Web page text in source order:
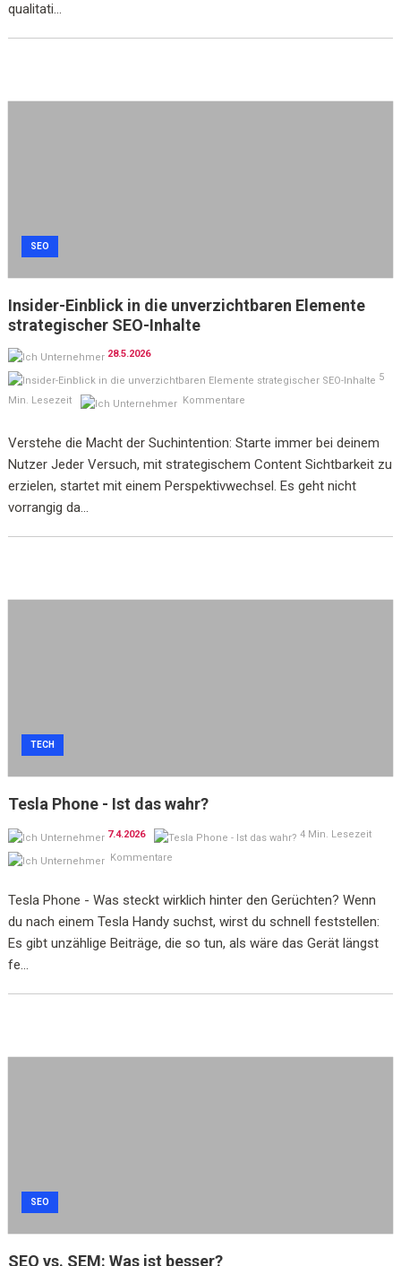
qualitati...
SEO
Insider-Einblick in die unverzichtbaren Elemente
strategischer SEO-Inhalte
28.5.2026
5
Min. Lesezeit
Kommentare
Verstehe die Macht der Suchintention: Starte immer bei deinem
Nutzer Jeder Versuch, mit strategischem Content Sichtbarkeit zu
erzielen, startet mit einem Perspektivwechsel. Es geht nicht
vorrangig da...
TECH
Tesla Phone - Ist das wahr?
7.4.2026
4 Min. Lesezeit
Kommentare
Tesla Phone - Was steckt wirklich hinter den Gerüchten? Wenn
du nach einem Tesla Handy suchst, wirst du schnell feststellen:
Es gibt unzählige Beiträge, die so tun, als wäre das Gerät längst
fe...
SEO
SEO vs. SEM: Was ist besser?